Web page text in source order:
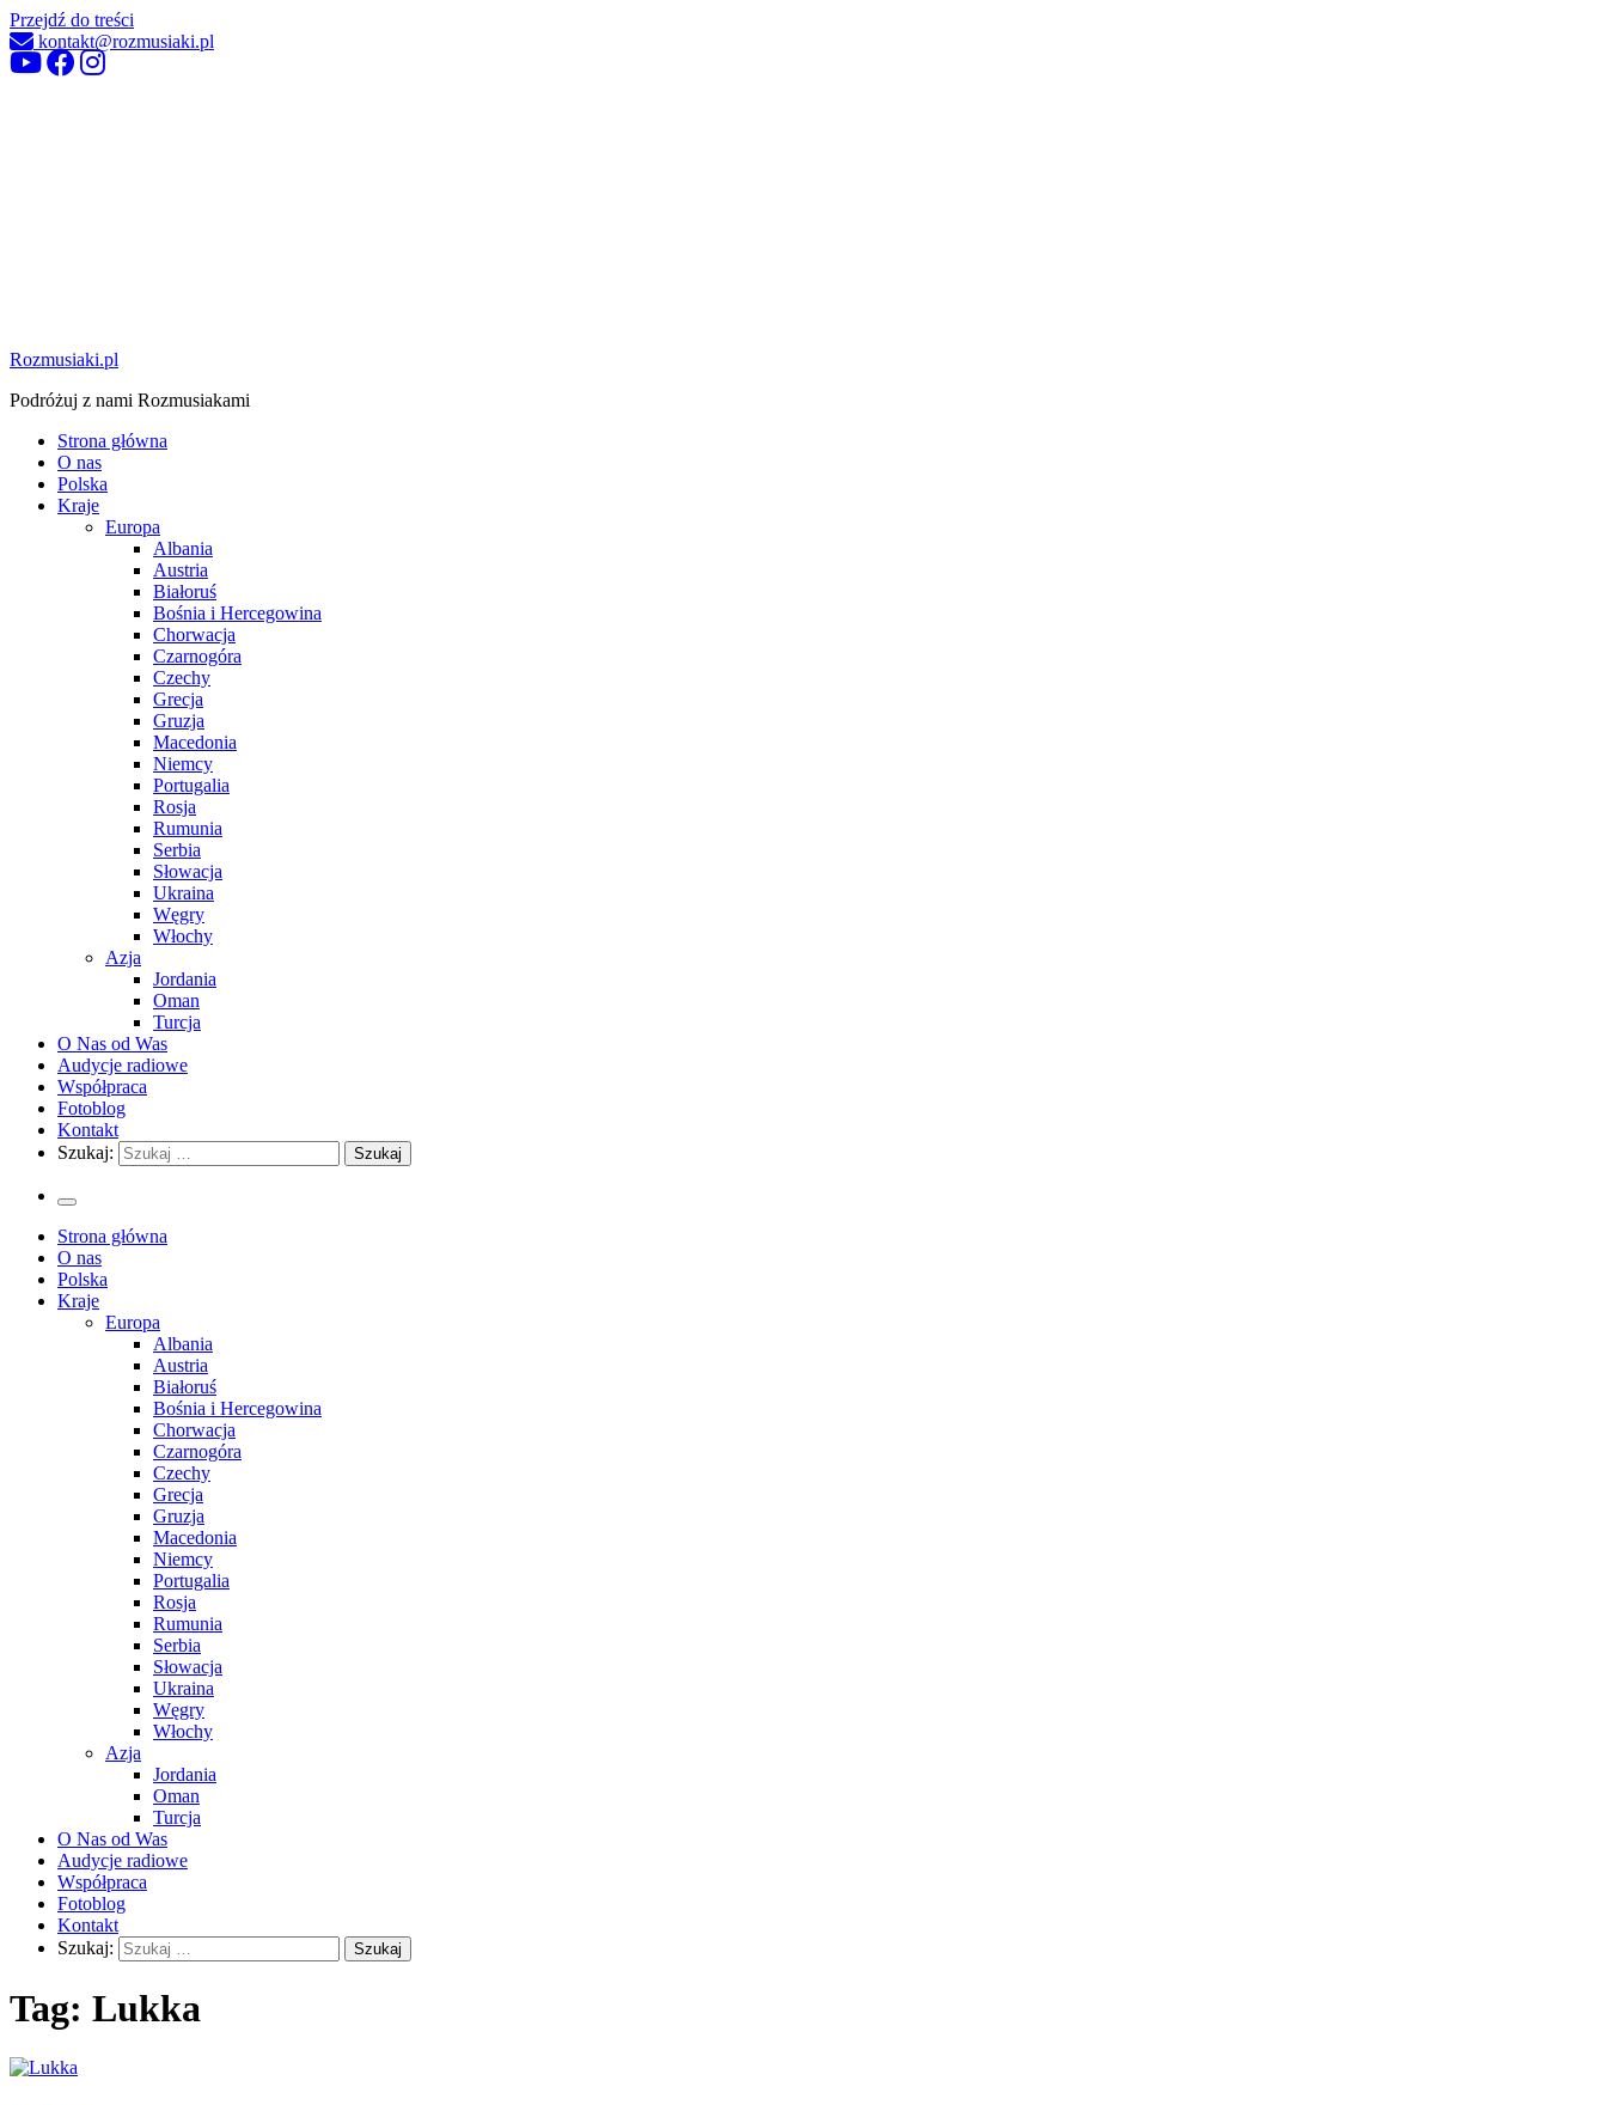
Przejdź do treści
kontakt@rozmusiaki.pl
Rozmusiaki.pl
Podróżuj z nami Rozmusiakami
Strona główna
O nas
Polska
Kraje
Europa
Albania
Austria
Białoruś
Bośnia i Hercegowina
Chorwacja
Czarnogóra
Czechy
Grecja
Gruzja
Macedonia
Niemcy
Portugalia
Rosja
Rumunia
Serbia
Słowacja
Ukraina
Węgry
Włochy
Azja
Jordania
Oman
Turcja
O Nas od Was
Audycje radiowe
Współpraca
Fotoblog
Kontakt
Szukaj:
Strona główna
O nas
Polska
Kraje
Europa
Albania
Austria
Białoruś
Bośnia i Hercegowina
Chorwacja
Czarnogóra
Czechy
Grecja
Gruzja
Macedonia
Niemcy
Portugalia
Rosja
Rumunia
Serbia
Słowacja
Ukraina
Węgry
Włochy
Azja
Jordania
Oman
Turcja
O Nas od Was
Audycje radiowe
Współpraca
Fotoblog
Kontakt
Szukaj:
Tag: Lukka